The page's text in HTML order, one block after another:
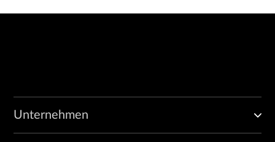
Unternehmen